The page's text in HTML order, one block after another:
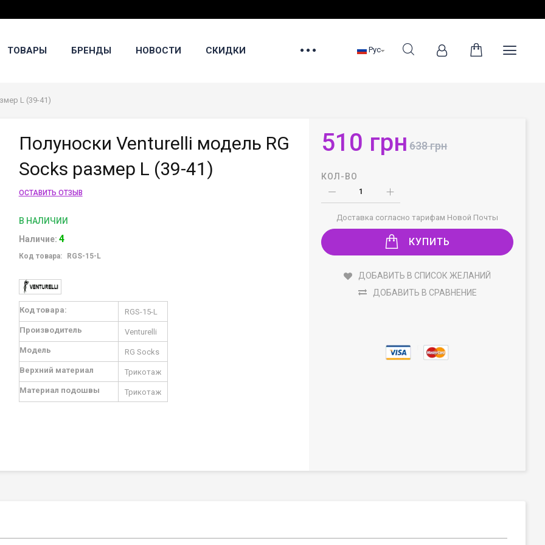
ТОВАРЫ БРЕНДЫ НОВОСТИ СКИДКИ Рус
L (39-41)
Полуноски Venturelli модель RG
Socks размер L (39-41)
ОСТАВИТЬ ОТЗЫВ
В НАЛИЧИИ
Наличие: 4
Код товара: RGS-15-L
Подробная
информация
Код товара:
RGS-15-L
Производитель
Venturelli
Модель
RG Socks
Верхний материал
Трикотаж
Материал подошвы
Трикотаж
510 грн 638 грн
КОЛ-ВО
Доставка согласно тарифам Новой Почты
КУПИТЬ
ДОБАВИТЬ В СПИСОК ЖЕЛАНИЙ
ДОБАВИТЬ В СРАВНЕНИЕ